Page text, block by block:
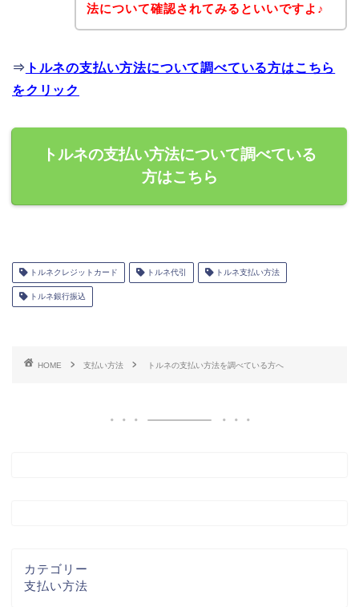
法について確認されてみるといいですよ♪
⇒ トルネの支払い方法について調べている方はこちら
をクリック
トルネの支払い方法について調べている
方はこちら
トルネクレジットカード トルネ代引 トルネ支払い方法
トルネ銀行振込
HOME 支払い方法 トルネの支払い方法を調べている方へ
カテゴリー
支払い方法